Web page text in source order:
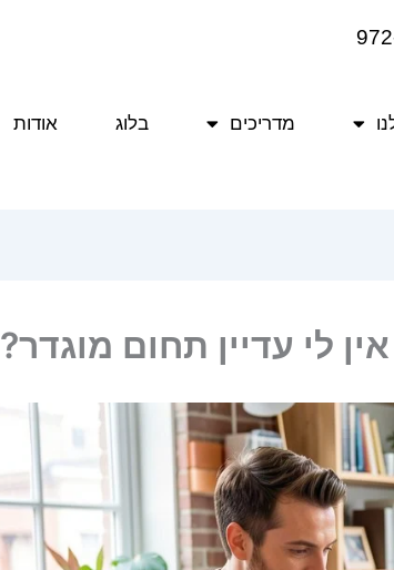
מדריכים בלוג אודות
לי עדיין תחום מוגדר?